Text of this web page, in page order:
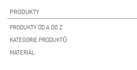
PRODUKTY
PRODUKTY OD A DO Z
KATEGORIE PRODUKTŮ
MATERIÁL